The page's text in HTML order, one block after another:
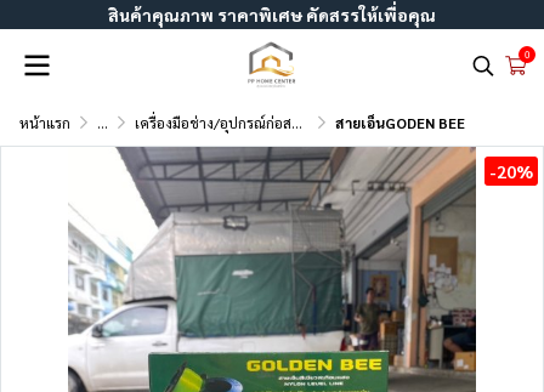
สินค้าคุณภาพ ราคาพิเศษ คัดสรรให้เพื่อคุณ
0
หน้าแรก ... เครื่องมือช่าง/อุปกรณ์ก่อสร้าง สายเอ็นGODEN BEE
-20%